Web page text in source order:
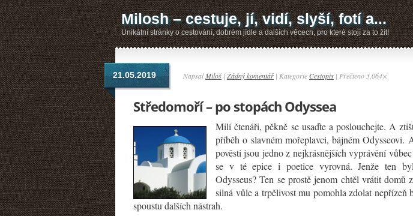
Milosh – cestuje, jí, vidí, slyší, fotí a...
Unikátní stránky o cestování, dobrém jídle a dalších věcech, pro které stojí za to žít!
21.05.2019 NapsalMiloš | Žádný komentář | Kategorie Cestopis | Přečteno 3,064×
Středomoří – po stopách Odyssea
Milí čtenáři, pěkně se usaďte a poslouchejte. A
příběh o slavném mořeplavci, bájném Odysseovi.
pověsti jsou jedno z nejkrásnějších vyprávění
se v té epice i poetice vyrovná. Jenže ten
Odysseus? Ten se prostě jenom chtěl vrátit
silná vůle a trpělivost mu pomohla zdolat nepřízeň
spoustu dalších nástrah.